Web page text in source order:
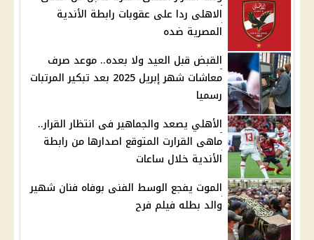
الاهلى ردا على عقوبات رابطة الأندية
المصرية ضده
القبض قبل العيد ولا بعده.. موعد صرف
معاشات شهر إبريل 2025 بعد تبكير المرتبات
رسميا
الأهلي يصعد والجماهير فى انتظار القرار..
ماهى القرارت المتوقع اصدارها من رابطة
الأندية خلال ساعات
الموت يفجع الوسط الفنى بوفاه فنان شهير
والد بطله فيلم فرح